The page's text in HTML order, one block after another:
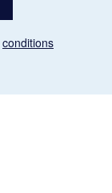
conditions